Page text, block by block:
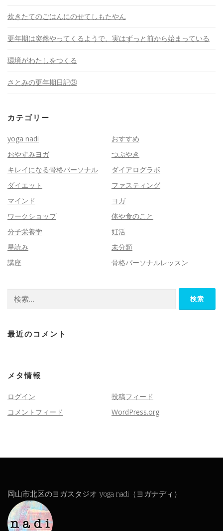
炊きたてのごはんにのせてしもたやん
更年期は突然やってくるようで、実はずっと前から始まっている
環境がわたしをつくる
さとみの更年期日記③
カテゴリー
yoga nadi
おすすめ
おやすみヨガ
つぶやき
キレイになる骨格パーソナル
ダイアログラボ
ダイエット
ファスティング
マインド
ヨガ
ワークショップ
体や食のこと
分子栄養学
妊活
星読み
未分類
講座
骨格パーソナルレッスン
索:
最近のコメント
メタ情報
ログイン
投稿フィード
コメントフィード
WordPress.org
岡山市北区のヨガスタジオ yoga nadi（ヨガナディ）